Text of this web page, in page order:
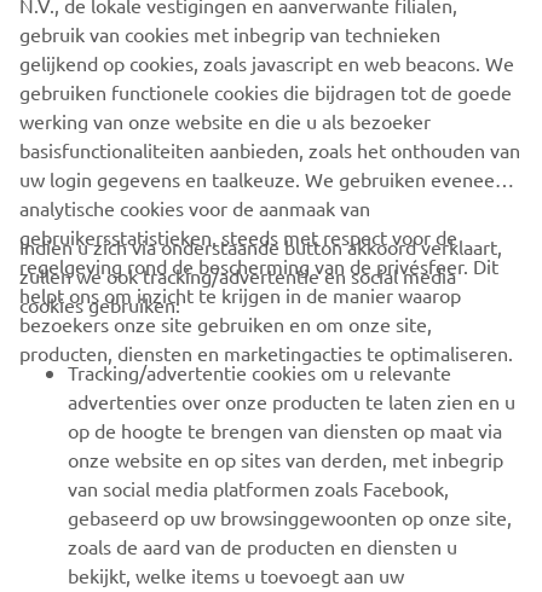
NIEUWSBRIEF
Wees de eerste die meer te weten komt over de nieuwste deals,
speciale evenementen, nieuwe producten en nog veel meer
ABONNEREN
Lees ons privacybeleid om te leren hoe we uw persoonlijke
gegevens verwerken: Privacyverklaring
Belgium (Dutch)
© Copyright - 2026 Yamaha Motor Europe N.V. - All Rights
Reserved
N.V., de lokale vestigingen en aanverwante filialen,
gebruik van cookies met inbegrip van technieken
gelijkend op cookies, zoals javascript en web beacons. We
gebruiken functionele cookies die bijdragen tot de goede
werking van onze website en die u als bezoeker
basisfunctionaliteiten aanbieden, zoals het onthouden van
uw login gegevens en taalkeuze. We gebruiken eveneens
analytische cookies voor de aanmaak van
gebruikersstatistieken, steeds met respect voor de
regelgeving rond de bescherming van de privésfeer. Dit
helpt ons om inzicht te krijgen in de manier waarop
bezoekers onze site gebruiken en om onze site,
producten, diensten en marketingacties te optimaliseren.
Indien u zich via onderstaande button akkoord verklaart,
zullen we ook tracking/advertentie en social media
cookies gebruiken:
Tracking/advertentie cookies om u relevante
advertenties over onze producten te laten zien en u
op de hoogte te brengen van diensten op maat via
onze website en op sites van derden, met inbegrip
van social media platformen zoals Facebook,
gebaseerd op uw browsinggewoonten op onze site,
zoals de aard van de producten en diensten u
bekijkt, welke items u toevoegt aan uw